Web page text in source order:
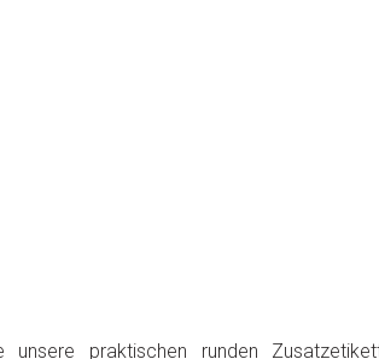
unsere praktischen runden